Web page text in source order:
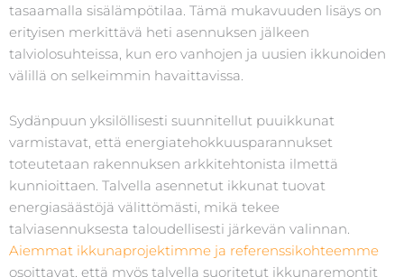
tasaamalla sisälämpötilaa. Tämä mukavuuden lisäys on
erityisen merkittävä heti asennuksen jälkeen
talviolosuhteissa, kun ero vanhojen ja uusien ikkunoiden
välillä on selkeimmin havaittavissa.
Sydänpuun yksilöllisesti suunnitellut puuikkunat
varmistavat, että energiatehokkuusparannukset
toteutetaan rakennuksen arkkitehtonista ilmettä
kunnioittaen. Talvella asennetut ikkunat tuovat
energiasäästöjä välittömästi, mikä tekee
talviasennuksesta taloudellisesti järkevän valinnan.
Aiemmat ikkunaprojektimme ja referenssikohteemme
osoittavat, että myös talvella suoritetut ikkunaremontit